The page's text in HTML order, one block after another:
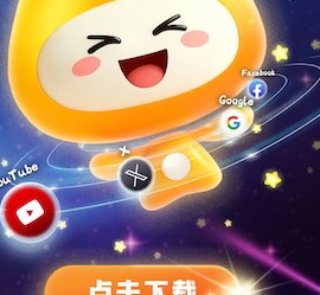
支持[0] 反对[0]
旋风加速器
软件中心 雷霆加速
狂飙加速器